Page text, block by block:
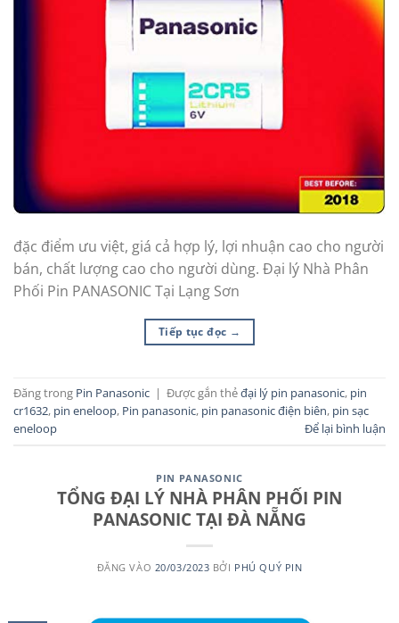
đặc điểm ưu việt, giá cả hợp lý, lợi nhuận cao cho người
bán, chất lượng cao cho người dùng. Đại lý Nhà Phân
Phối Pin PANASONIC Tại Lạng Sơn
Tiếp tục đọc →
Đăng trong Pin Panasonic | Được gắn thẻđại lý pin panasonic, pin
cr1632, pin eneloop, Pin panasonic, pin panasonic điện biên, pin sạc
eneloop
Để lại bình luận
PIN PANASONIC
TỔNG ĐẠI LÝ NHÀ PHÂN PHỐI PIN
PANASONIC TẠI ĐÀ NẴNG
ĐĂNG VÀO 20/03/2023 BỞI PHÚ QUÝ PIN